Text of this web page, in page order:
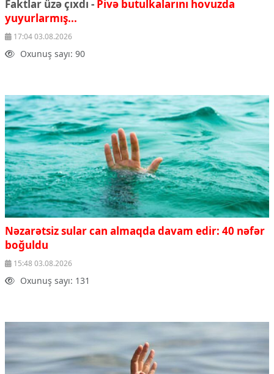
Çarpaz baxış
Təhlil
Siyasi
Geosiyasi
Araşdırma
Multimedia
Foto
Video
İnfoqrafika
Podcast
Humanitar
Elm və təhsil
Mədəniyyət
Yüksəliş hekayəsi
Mədəniyyətimizin Zəfəri
Ailə və uşaq
Turizm
İqtisadiyyat
Faktlar üzə çıxdı - Pivə butulkalarını hovuzda
yuyurlarmış...
17:04 03.08.2026
Oxunuş sayı: 90
Nəzarətsiz sular can almaqda davam edir: 40 nəfər
boğuldu
15:48 03.08.2026
Oxunuş sayı: 131